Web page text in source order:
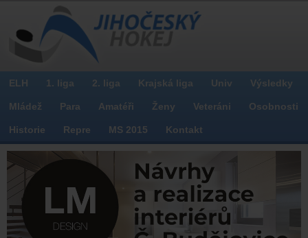
ELH 1. liga 2. liga Krajská liga Univ Výsledky
Mládež Para Amatéři Ženy Veteráni Osobnosti
Historie Repre MS 2015 Kontakt